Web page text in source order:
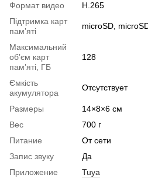
Формат видео
H.265
Підтримка карт
памʼяті
microSD,
Максимальний
обʼєм карт
памʼяті, ГБ
128
Ємкість
акумулятора
Отсутствует
Размеры
14×8×6 см
Вес
700 г
Питание
От сети
Запис звуку
Да
Приложение
Tuya